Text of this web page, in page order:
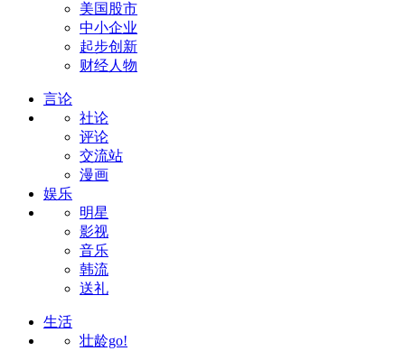
美国股市
中小企业
起步创新
财经人物
言论
社论
评论
交流站
漫画
娱乐
明星
影视
音乐
韩流
送礼
生活
壮龄go!